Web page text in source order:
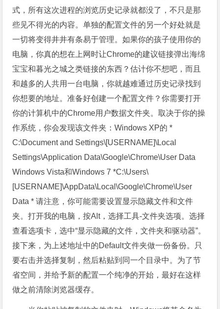
式，所有这次进程的浏览历史记录就都没了，不只是那
些见不得光的内容。单独的配置文件的另一个好处就是
一切将变得井井有条易于管理。如果你的孩子使用你的
电脑，你真的想在上网时让Chrome的建议链接弹出海绵
宝宝和暮光之城之类链接的东西？估计你不想吧，而且
和越多的人共用一台电脑，你就越难通过历史记录找到
你想要的地址。准备好创建一个配置文件？你需要打开
你的计算机中的Chrome用户数据文件夹。取决于你的操
作系统，你会发现该文件夹：Windows XP的 *
C:\Document and Settings\[USERNAME]\Local
Settings\Application Data\Google\Chrome\User Data
Windows Vista和Windows 7 *C:\Users\
[USERNAME]\AppData\Local\Google\Chrome\User
Data * 请注意，你可能需要设置显示隐藏文件和文件
夹。打开我的电脑，按Alt，选择工具-文件夹选项。选择
查看选项卡，选中“显示隐藏的文件，文件夹和驱动器”。
接下来，为上述地址中的Default文件夹做一份备份。只
要右击并选择复制，然后粘贴到同一个目录中。为了节
省空间，并给予新的配置一个纯净的开始，最好在这样
做之前清除浏览器缓存。